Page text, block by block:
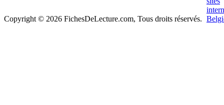
Copyright © 2026 FichesDeLecture.com, Tous droits réservés.